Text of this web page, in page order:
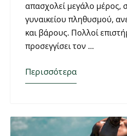
απασχολεί μεγάλο μέρος,
γυναικείου πληθυσμού,
και βάρους. Πολλοί
προσεγγίσει τον
Περισσότερα